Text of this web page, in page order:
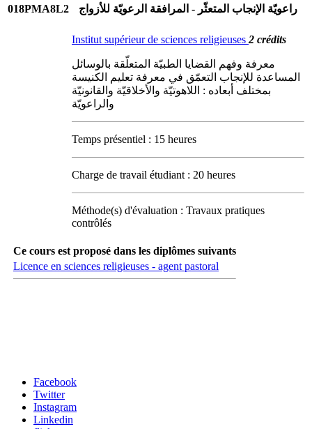
018PMA8L2 راعويّة الإنجاب المتعثّر - المرافقة الرعويّة للأزواج
Institut supérieur de sciences religieuses 2 crédits
معرفة وفهم القضايا الطبيّة المتعلّقة بالوسائل
المساعدة للإنجاب ‌التعمّق في معرفة تعليم الكنيسة
بمختلف أبعاده : اللاهوتيّة والأخلاقيّة والقانونيّة
والراعويّة
Temps présentiel : 15 heures
Charge de travail étudiant : 20 heures
Méthode(s) d'évaluation : Travaux pratiques
contrôlés
Ce cours est proposé dans les diplômes suivants
Licence en sciences religieuses - agent pastoral
Facebook
Twitter
Instagram
Linkedin